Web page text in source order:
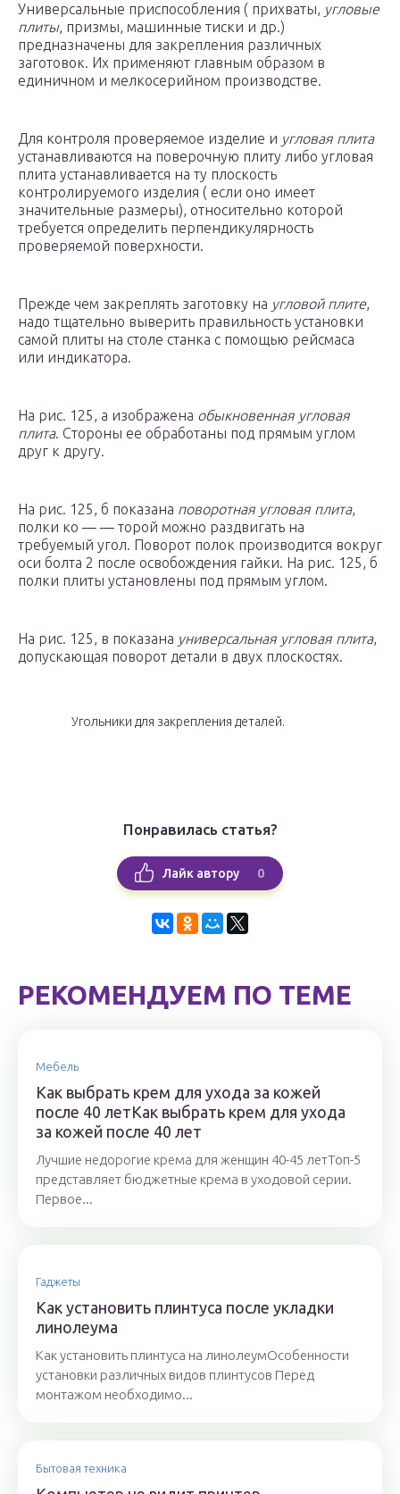
Универсальные приспособления ( прихваты, угловые
плиты, призмы, машинные тиски и др.)
предназначены для закрепления различных
заготовок. Их применяют главным образом в
единичном и мелкосерийном производстве.
Для контроля проверяемое изделие и угловая плита
устанавливаются на поверочную плиту либо угловая
плита устанавливается на ту плоскость
контролируемого изделия ( если оно имеет
значительные размеры), относительно которой
требуется определить перпендикулярность
проверяемой поверхности.
Прежде чем закреплять заготовку на угловой плите,
надо тщательно выверить правильность установки
самой плиты на столе станка с помощью рейсмаса
или индикатора.
На рис. 125, а изображена обыкновенная угловая
плита. Стороны ее обработаны под прямым углом
друг к другу.
На рис. 125, б показана поворотная угловая плита,
полки ко — — торой можно раздвигать на
требуемый угол. Поворот полок производится вокруг
оси болта 2 после освобождения гайки. На рис. 125, б
полки плиты установлены под прямым углом.
На рис. 125, в показана универсальная угловая плита,
допускающая поворот детали в двух плоскостях.
Угольники для закрепления деталей.
Понравилась статья?
Лайк автору 0
РЕКОМЕНДУЕМ ПО ТЕМЕ
Мебель
Как выбрать крем для ухода за кожей
после 40 летКак выбрать крем для ухода
за кожей после 40 лет
Лучшие недорогие крема для женщин 40-45 летТоп-5
представляет бюджетные крема в уходовой серии.
Первое...
Гаджеты
Как установить плинтуса после укладки
линолеума
Как установить плинтуса на линолеумОсобенности
установки различных видов плинтусов Перед
монтажом необходимо...
Бытовая техника